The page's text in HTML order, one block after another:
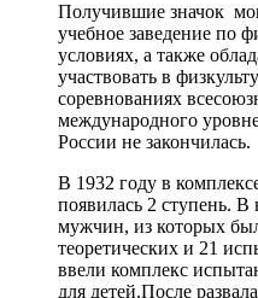
Получившие значок
учебное заведение по
условиях, а также
участвовать в
соревнованиях
международного
России не закончилась.
В 1932 году в
появилась 2 ступень.
мужчин, из которых
теоретических и 21
ввели комплекс
для детей.После